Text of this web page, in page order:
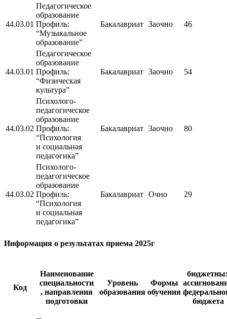
44.03.01
Педагогическое
образование
Профиль:
“Музыкальное
образование”
Бакалавриат Заочно 46
44.03.01
Педагогическое
образование
Профиль:
“Физическая
культура”
Бакалавриат Заочно 54
44.03.02
Психолого-
педагогическое
образование
Профиль:
“Психология
и социальная
педагогика”
Бакалавриат Заочно 80
44.03.02
Психолого-
педагогическое
образование
Профиль:
“Психология
и социальная
педагогика”
Бакалавриат Очно 29
Информация о результатах приема 2025г
Код
Наименование
специальности
, направления
подготовки
Уровень
образования
Формы
обучения
бюджета